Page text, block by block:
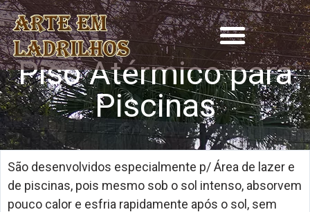
Piso Atérmico para
Piscinas
São desenvolvidos especialmente p/ Área de lazer e
de piscinas, pois mesmo sob o sol intenso, absorvem
pouco calor e esfria rapidamente após o sol, sem